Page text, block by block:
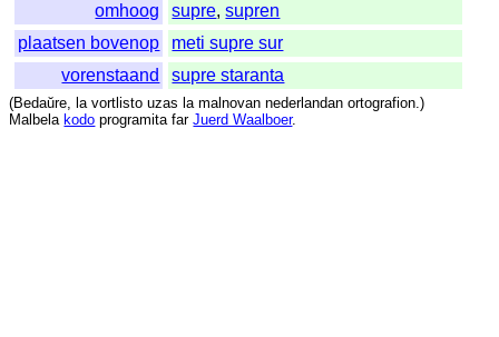
omhoog
supre,supren
plaatsen bovenop
meti supre sur
vorenstaand
supre staranta
(Bedaŭre, la vortlisto uzas la malnovan nederlandan ortografion.)
Malbela kodo programita far Juerd Waalboer.